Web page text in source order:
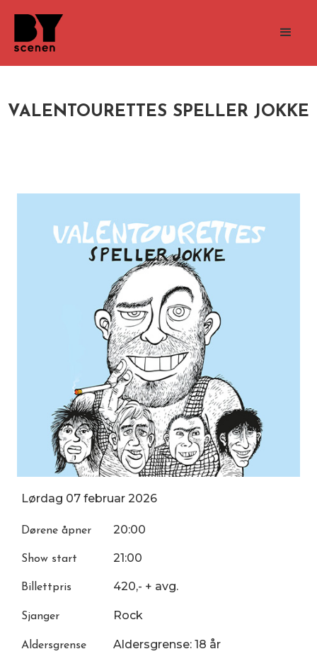
VALENTOURETTES SPELLER JOKKE
Lørdag 07 februar 2026
Dørene åpner 20:00
Show start 21:00
Billettpris 420,- + avg.
Sjanger Rock
Aldersgrense Aldersgrense: 18 år